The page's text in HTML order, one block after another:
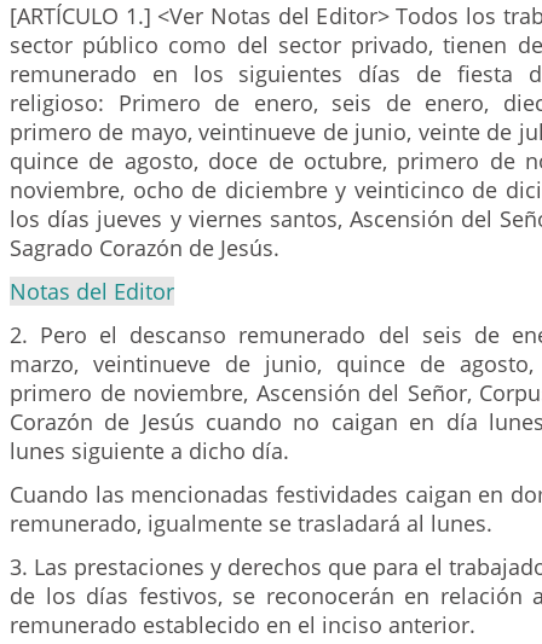
[ARTÍCULO 1.] <Ver Notas del Editor> Todos los
sector público como del sector privado, tienen
remunerado en los siguientes días de fiesta
religioso: Primero de enero, seis de enero,
primero de mayo, veintinueve de junio, veinte de
quince de agosto, doce de octubre, primero de
noviembre, ocho de diciembre y veinticinco de
los días jueves y viernes santos, Ascensión del
Sagrado Corazón de Jesús.
Notas del Editor
2. Pero el descanso remunerado del seis de
marzo, veintinueve de junio, quince de
primero de noviembre, Ascensión del Señor,
Corazón de Jesús cuando no caigan en día
lunes siguiente a dicho día.
Cuando las mencionadas festividades caigan en
remunerado, igualmente se trasladará al lunes.
3. Las prestaciones y derechos que para el
de los días festivos, se reconocerán en relación
remunerado establecido en el inciso anterior.